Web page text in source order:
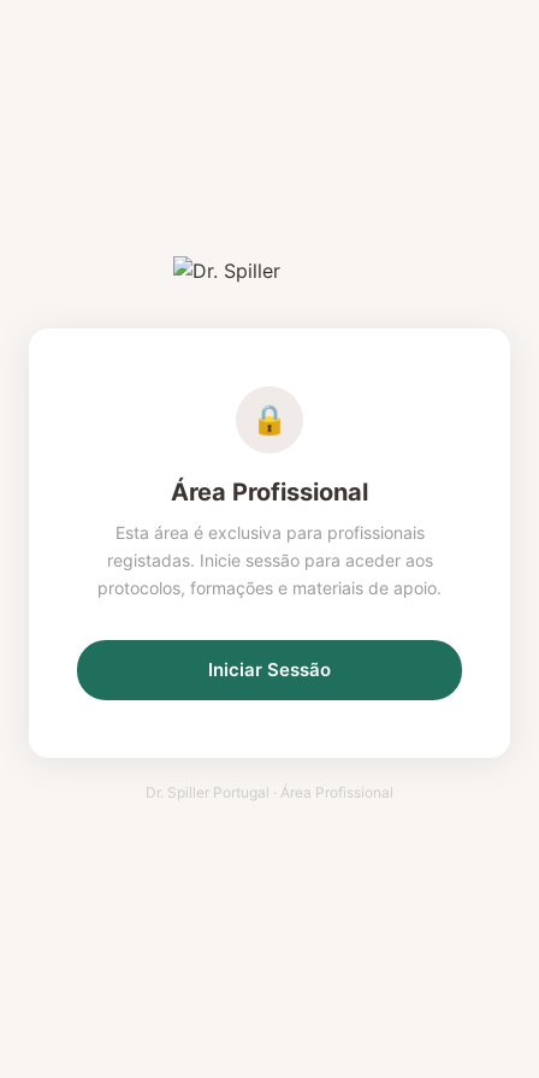
🔒
Área Profissional
Esta área é exclusiva para profissionais
registadas. Inicie sessão para aceder aos
protocolos, formações e materiais de apoio.
Iniciar Sessão
Dr. Spiller Portugal · Área Profissional